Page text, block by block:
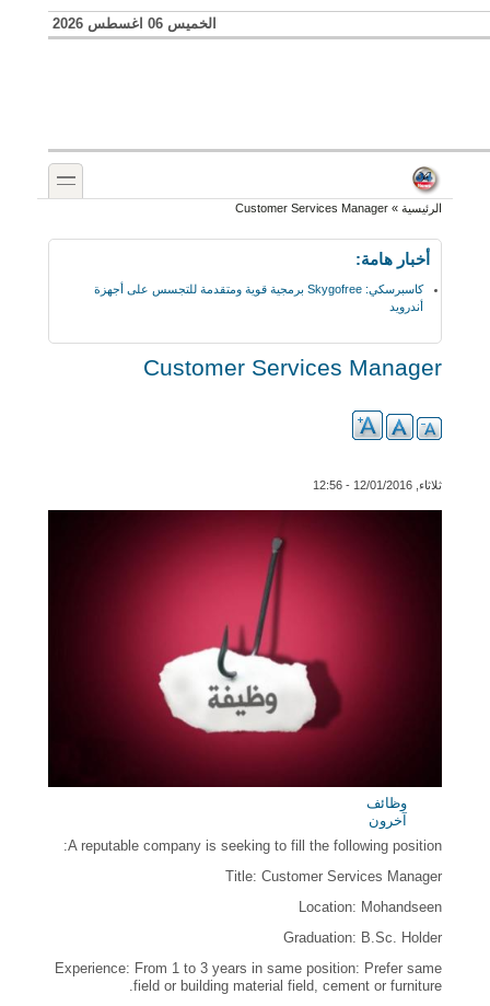
تجاوز إلى المحتوى الرئيسي
Skip to search
الخميس 06 اغسطس 2026
toggle
أنت هنا
الرئيسية»
Customer Services Manager
أخبار هامة:
كاسبرسكي: Skygofree برمجية قوية ومتقدمة للتجسس على أجهزة
أندرويد
Customer Services Manager
ثلاثاء, 12/01/2016 - 12:56
وظائف
آخرون
A reputable company is seeking to fill the following position:
Title: Customer Services Manager
Location: Mohandseen
Graduation: B.Sc. Holder
Experience: From 1 to 3 years in same position: Prefer same
field or building material field, cement or furniture.